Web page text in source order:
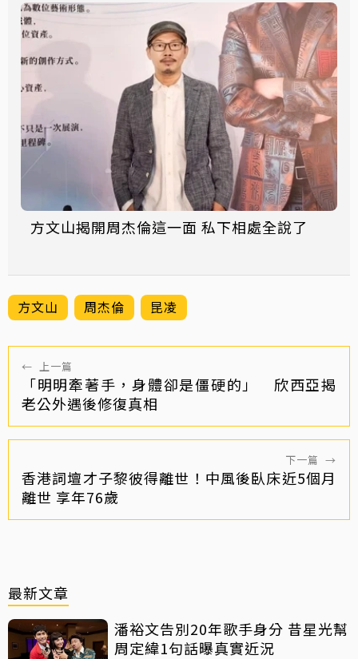
方文山揭開周杰倫這一面 私下相處全說了
方文山 周杰倫 昆凌
← 上一篇
「明明牽著手，身體卻是僵硬的」 欣西亞揭
老公外遇後修復真相
下一篇 →
香港詞壇才子黎彼得離世！中風後臥床近5個月
離世 享年76歲
最新文章
潘裕文告別20年歌手身分 昔星光幫
周定緯1句話曝真實近況